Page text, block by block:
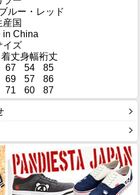
ルー・レッド
産国
in China
イズ
着丈身幅裄丈
67 54
85
69 57
86
71 60 87